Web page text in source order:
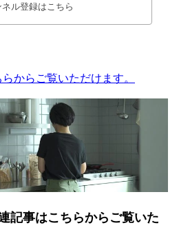
ル登録はこちら
からご覧いただけます。
記事はこちらからご覧いた